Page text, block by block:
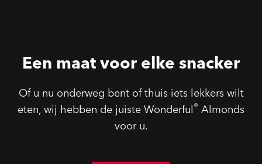
Een maat voor elke snacker
Of u nu onderweg bent of thuis iets lekkers wilt
eten, wij hebben de juiste Wonderful® Almonds
voor u.